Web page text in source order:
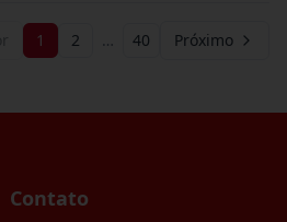
1 2 … 40 Próximo
Contato